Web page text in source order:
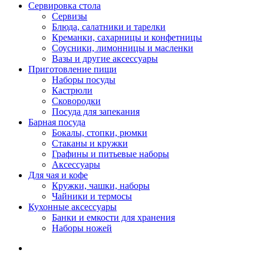
Сервировка стола
Сервизы
Блюда, салатники и тарелки
Креманки, сахарницы и конфетницы
Соусники, лимонницы и масленки
Вазы и другие аксессуары
Приготовление пищи
Наборы посуды
Кастрюли
Сковородки
Посуда для запекания
Барная посуда
Бокалы, стопки, рюмки
Стаканы и кружки
Графины и питьевые наборы
Аксессуары
Для чая и кофе
Кружки, чашки, наборы
Чайники и термосы
Кухонные аксессуары
Банки и емкости для хранения
Наборы ножей